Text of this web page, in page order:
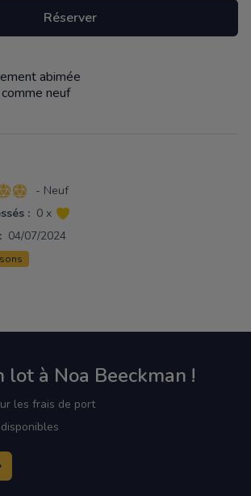
Réserver
abimée
neuf
- Neuf
: 0 x
04/07/2024
lot à Noa Beeckman !
les frais de port